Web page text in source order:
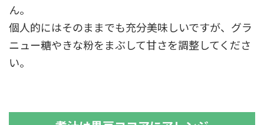
ん。
個人的にはそのままでも充分美味しいですが、グラ
ニュー糖やきな粉をまぶして甘さを調整してくださ
い。